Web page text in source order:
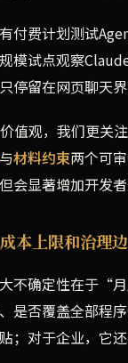
付费计划测试
模试点观察
停留在网页聊天界
值观，我们更关
与材料约束两个可
会显著增加开发
本上限和治理
不确定性在于“
是否覆盖全部程
；对于企业，它